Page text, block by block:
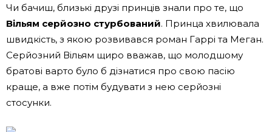
Чи бачиш, близькі друзі принців знали про те, що
Вільям серйозно стурбований. Принца хвилювала
швидкість, з якою розвивався роман Гаррі та Меган.
Серйозний Вільям щиро вважав, що молодшому
братові варто було б дізнатися про свою пасію
краще, а вже потім будувати з нею серйозні
стосунки.